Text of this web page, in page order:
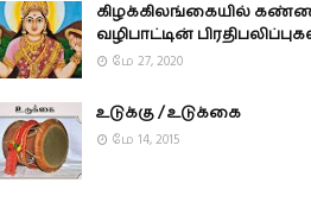
கிழக்கிலங்கையில்
வழிபாட்டின்
மே 27, 2020
உடுக்கு / உடுக்கை
மே 14, 2015